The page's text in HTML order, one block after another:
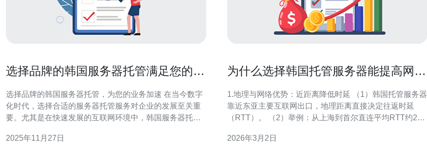
选择品牌的韩国服务器托管满足您的业
选择品牌的韩国服务器托管，为您的业务加速 在当今数字
化时代，选择合适的服务器托管服务对企业的发展至关重
要。尤其是在快速发展的互联网环境中，韩国服务器托管
入分析如何选择品牌的韩国服务器托管，以满足您的具体
2025年11月27日
为什么选择韩国托管服务器能提高网站
1.地理与网络优势：近距离降低时延 （1）韩国托管服务器
靠近东亚主要互联网出口，地理距离直接决定往返时延
（RTT）。 （2）举例：从上海到首尔直连平均RTT约25–
著减少TCP握手与TLS握手时间，提升首字节时间
2026年3月2日